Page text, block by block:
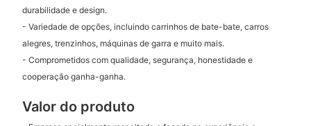
durabilidade e design.
- Variedade de opções, incluindo carrinhos de bate-bate, carros
alegres, trenzinhos, máquinas de garra e muito mais.
- Comprometidos com qualidade, segurança, honestidade e
cooperação ganha-ganha.
Valor do produto